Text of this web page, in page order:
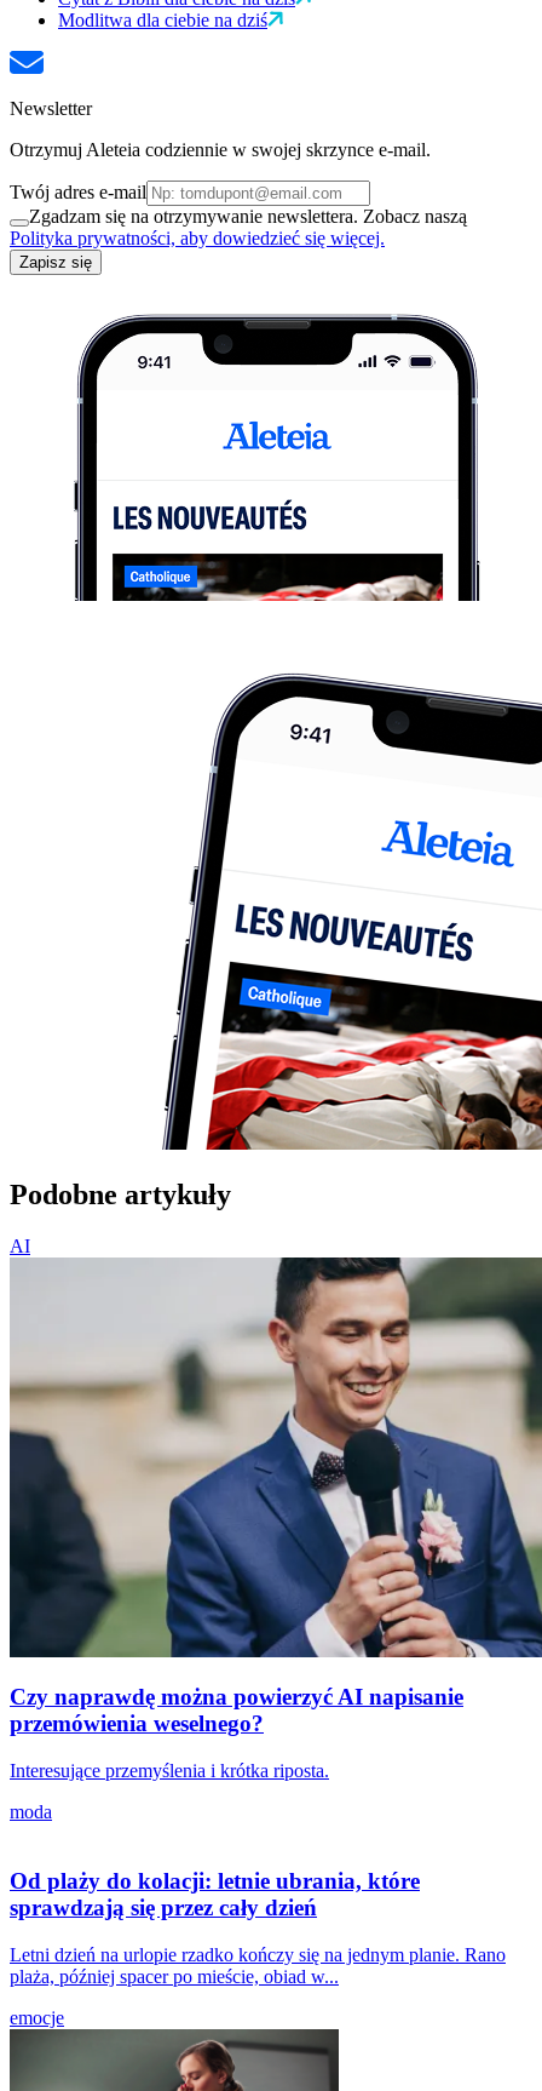
Modlitwa dla ciebie na dziś
Newsletter
Otrzymuj Aleteia codziennie w swojej skrzynce e-mail.
Twój adres e-mail
Zgadzam się na otrzymywanie newslettera. Zobacz naszą
Polityka prywatności, aby dowiedzieć się więcej.
Zapisz się
Podobne artykuły
AI
Czy naprawdę można powierzyć AI napisanie
przemówienia weselnego?
Interesujące przemyślenia i krótka riposta.
moda
Od plaży do kolacji: letnie ubrania, które
sprawdzają się przez cały dzień
Letni dzień na urlopie rzadko kończy się na jednym planie. Rano
plaża, później spacer po mieście, obiad w...
emocje